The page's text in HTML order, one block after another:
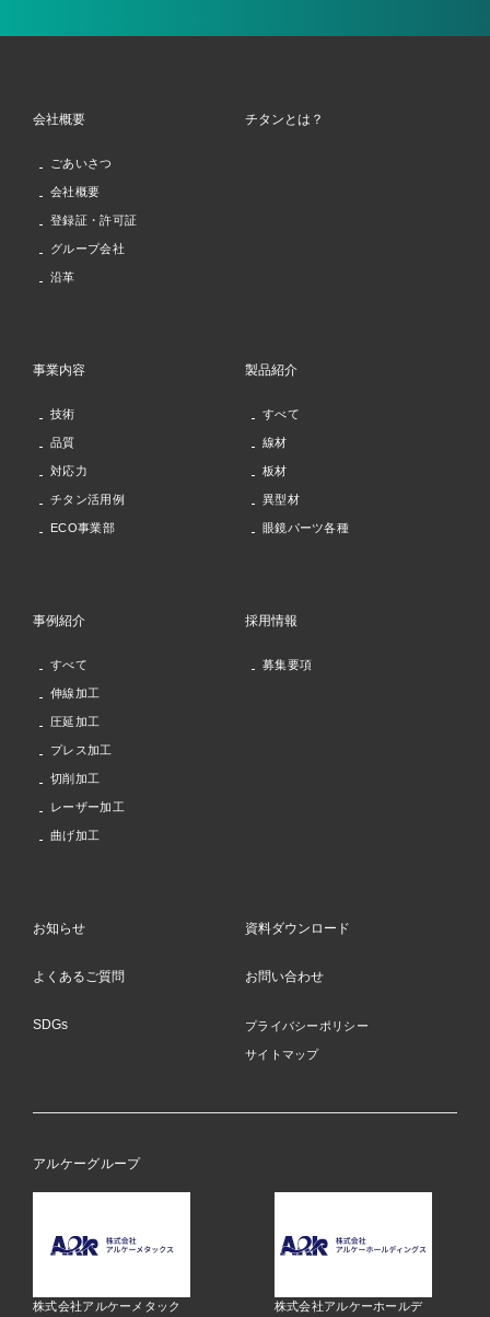
会社概要
ごあいさつ
会社概要
登録証・許可証
グループ会社
沿革
チタンとは？
事業内容
技術
品質
対応力
チタン活用例
ECO事業部
製品紹介
すべて
線材
板材
異型材
眼鏡パーツ各種
事例紹介
すべて
伸線加工
圧延加工
プレス加工
切削加工
レーザー加工
曲げ加工
採用情報
募集要項
お知らせ
よくあるご質問
SDGs
資料ダウンロード
お問い合わせ
プライバシーポリシー
サイトマップ
アルケーグループ
株式会社アルケーメタック
株式会社アルケーホールデ